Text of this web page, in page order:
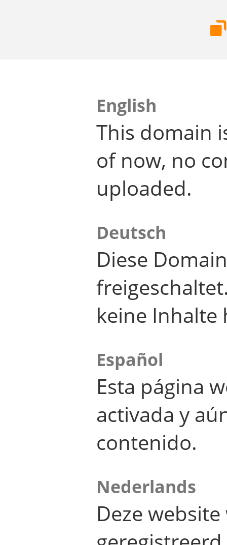
English
This domain
of now, no
uploaded.
Deutsch
Diese
keine Inhalte
Español
Esta página
activada y
contenido.
Nederlands
Deze